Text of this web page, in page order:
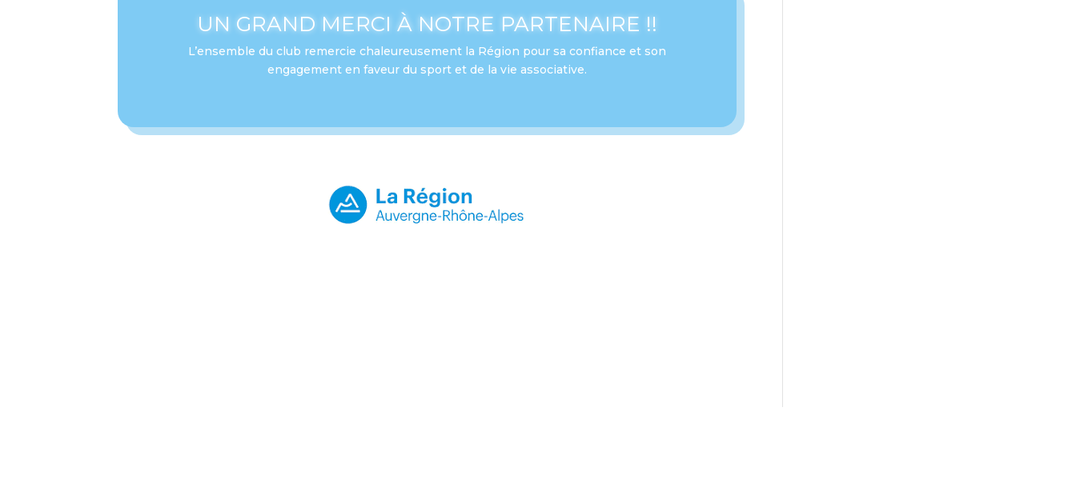
UN GRAND MERCI À NOTRE PARTENAIRE !!
L’ensemble du club remercie chaleureusement la Région pour sa confiance et son
engagement en faveur du sport et de la vie associative.